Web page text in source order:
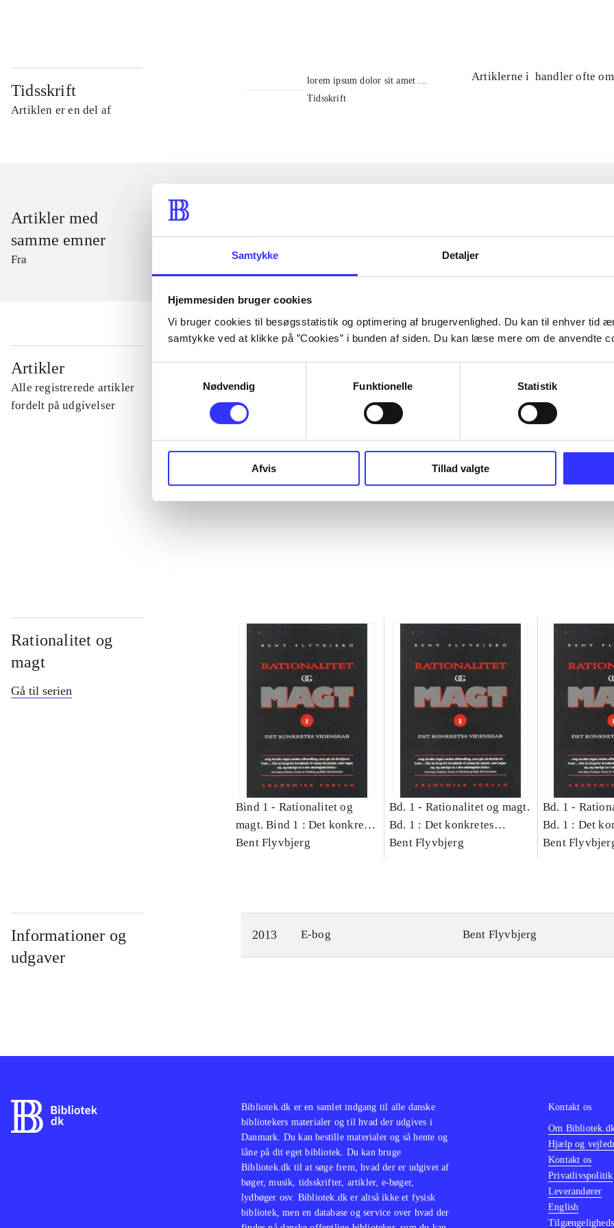
Samtykke Detaljer
Hjemmesiden bruger cookies
Vi bruger cookies til besøgsstatistik og optimering af brugervenlighed. Du kan til enhver tid
samtykke ved at klikke på ”Cookies” i bunden af siden. Du kan læse mere om de anvendte
Nødvendig
Funktionelle Statistik
Afvis Tillad valgte
Tidsskrift
Artiklen er en del af
lorem ipsum dolor sit amet ...
Tidsskrift
Artiklerne i handler ofte om
Artikler med
samme emner
Fra
Artikler
Alle registrerede artikler
fordelt på udgivelser
...
Rationalitet og
magt
Gå til serien
Bind 1 - Rationalitet og
magt. Bind 1 : Det konkretes
videnskab
Bent Flyvbjerg
Bd. 1 - Rationalitet og magt.
Bd. 1 : Det konkretes
videnskab
Bent Flyvbjerg
Bd. 1 -
Bd. 1 : Det
videnskab
Bent
Informationer og
udgaver
2013 E-bog Bent Flyvbjerg
Bibliotek.dk er en samlet indgang til alle danske
bibliotekers materialer og til hvad der udgives i
Danmark. Du kan bestille materialer og så hente og
låne på dit eget bibliotek. Du kan bruge
Bibliotek.dk til at søge frem, hvad der er udgivet af
bøger, musik, tidsskrifter, artikler, e-bøger,
lydbøger osv. Bibliotek.dk er altså ikke et fysisk
bibliotek, men en database og service over hvad der
Kontakt os
Om
Hjælp og
Kontakt os
Privatlivspolitik
Leverandører
English